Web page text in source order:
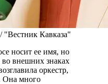
Кавказа"
носит ее имя, но
во внешних знаках
оркестр,
Она много